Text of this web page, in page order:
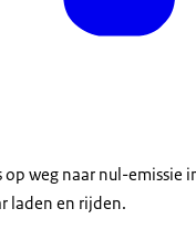
op weg naar nul-
laden en rijden.